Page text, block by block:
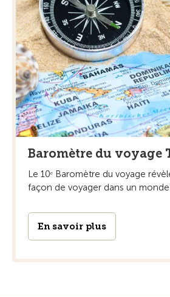
Baromètre du voyage
Le 10ᵉ Baromètre du voyage
façon de voyager dans un
En savoir plus